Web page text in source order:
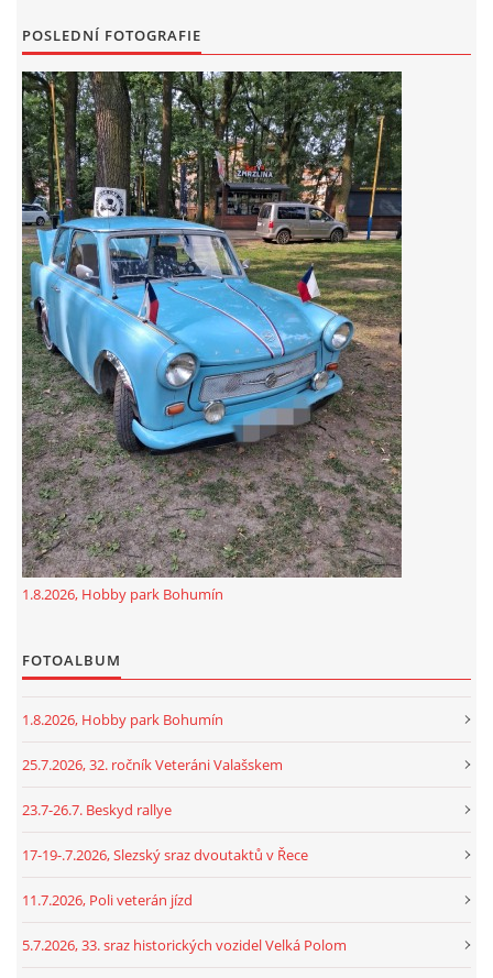
Vývozy a osvědčení
Benzín - Čas bioblaženosti přichází
Moderní nafta
Stanovy Old Fiat Clubu, z. s.
GDPR
oldfiatclub@seznam.cz |RSS
POSLEDNÍ FOTOGRAFIE
1.8.2026, Hobby park Bohumín
FOTOALBUM
1.8.2026, Hobby park Bohumín
25.7.2026, 32. ročník Veteráni Valašskem
23.7-26.7. Beskyd rallye
17-19-.7.2026, Slezský sraz dvoutaktů v Řece
11.7.2026, Poli veterán jízd
5.7.2026, 33. sraz historických vozidel Velká Polom